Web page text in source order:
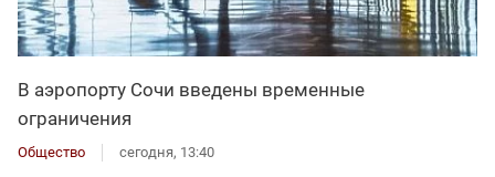
В аэропорту Сочи введены временные
ограничения
Общество сегодня, 13:40